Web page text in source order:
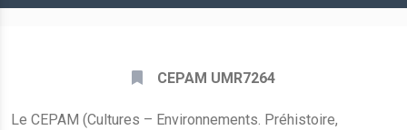
CEPAM UMR7264
Le CEPAM (Cultures – Environnements. Préhistoire,